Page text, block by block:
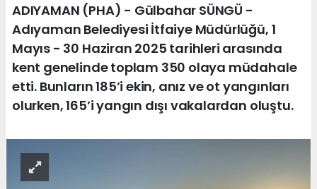
ADIYAMAN (PHA) - Gülbahar SÜNGÜ -
Adıyaman Belediyesi İtfaiye Müdürlüğü, 1
Mayıs - 30 Haziran 2025 tarihleri arasında
kent genelinde toplam 350 olaya müdahale
etti. Bunların 185’i ekin, anız ve ot yangınları
olurken, 165’i yangın dışı vakalardan oluştu.